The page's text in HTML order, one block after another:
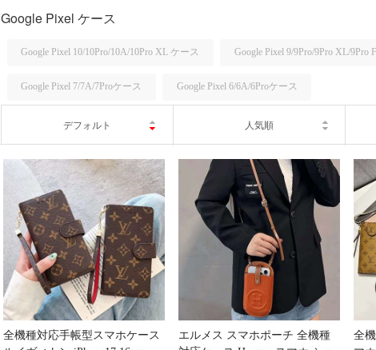
Google Pixel ケース
Google Pixel 10/10Pro/10A/10Pro XL ケース Google Pixel 9/9Pro/9Pro XL/9Pro
Google Pixel 7/7A/7Proケース Google Pixel 6/6A/6Proケース
デフォルト 人気順
全機種対応手帳型スマホケース
エルメス スマホポーチ 全機種
全